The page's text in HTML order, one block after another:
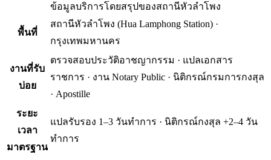
ข้อมูลบริการโดยสรุปของสถานีหัวลำโพง
พื้นที่
สถานีหัวลำโพง (Hua Lamphong Station) ·
กรุงเทพมหานคร
งานที่รับ
บ่อย
ตรวจสอบประวัติอาชญากรรม · แปลเอกสาร
ราชการ · งาน Notary Public · นิติกรณ์กรมการกงสุล
· Apostille
ระยะ
เวลา
มาตรฐาน
แปลรับรอง 1–3 วันทำการ · นิติกรณ์กงสุล +2–4 วัน
ทำการ